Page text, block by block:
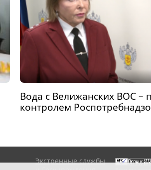
Вода с Велижанских ВОС –
контролем
Экстренные службы